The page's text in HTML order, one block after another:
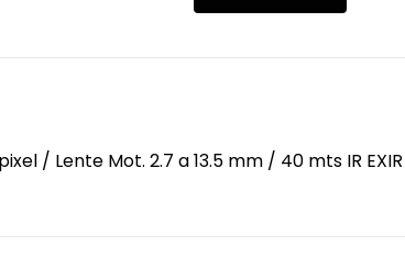
dWDR
CVBS
/ Lente Mot. 2.7 a 13.5 mm / 40 mts IR